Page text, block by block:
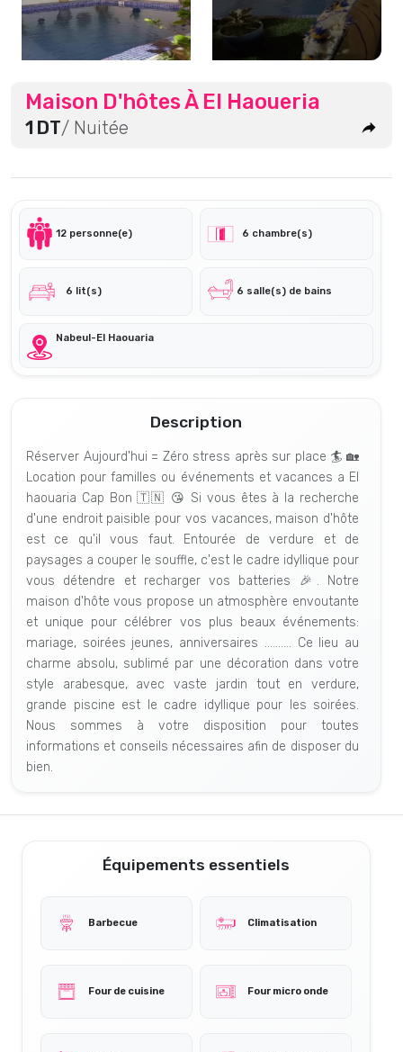
Maison D'hôtes À El Haoueria
1 DT/ Nuitée
12 personne(e) 6 chambre(s)
6 lit(s) 6 salle(s) de bains
Nabeul-El Haouaria
Description
Réserver Aujourd'hui = Zéro stress après sur place 🏄 🏡
Location pour familles ou événements et vacances a El
haouaria Cap Bon 🇹🇳 😘 Si vous êtes à la recherche
d'une endroit paisible pour vos vacances, maison d'hôte
est ce qu'il vous faut. Entourée de verdure et de
paysages a couper le souffle, c'est le cadre idyllique pour
vous détendre et recharger vos batteries 🎉. Notre
maison d'hôte vous propose un atmosphère envoutante
et unique pour célébrer vos plus beaux événements:
mariage, soirées jeunes, anniversaires .......... Ce lieu au
charme absolu, sublimé par une décoration dans votre
style arabesque, avec vaste jardin tout en verdure,
grande piscine est le cadre idyllique pour les soirées.
Nous sommes à votre disposition pour toutes
informations et conseils nécessaires afin de disposer du
bien.
Équipements essentiels
Barbecue Climatisation
Four de cuisine Four micro onde